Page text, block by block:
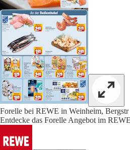
Forelle bei REWE in Weinheim, Bergstr
Entdecke das Forelle Angebot im